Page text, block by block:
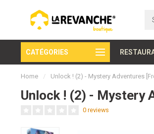
CATÉGORIES Secure payment
Home / Unlock ! (2) - Mystery Adventures
Unlock ! (2) - Mystery
0 reviews